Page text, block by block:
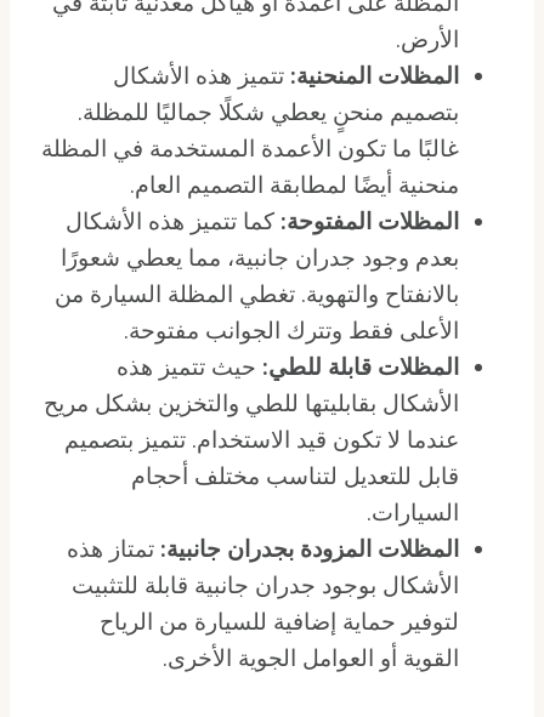
الأرض.
المظلات المنحنية: تتميز هذه الأشكال
بتصميم منحنٍ يعطي شكلًا جماليًا للمظلة.
غالبًا ما تكون الأعمدة المستخدمة في المظلة
منحنية أيضًا لمطابقة التصميم العام.
المظلات المفتوحة: كما تتميز هذه الأشكال
بعدم وجود جدران جانبية، مما يعطي شعورًا
بالانفتاح والتهوية. تغطي المظلة السيارة من
الأعلى فقط وتترك الجوانب مفتوحة.
المظلات قابلة للطي: حيث تتميز هذه
الأشكال بقابليتها للطي والتخزين بشكل مريح
عندما لا تكون قيد الاستخدام. تتميز بتصميم
قابل للتعديل لتناسب مختلف أحجام
السيارات.
المظلات المزودة بجدران جانبية: تمتاز هذه
الأشكال بوجود جدران جانبية قابلة للتثبيت
لتوفير حماية إضافية للسيارة من الرياح
القوية أو العوامل الجوية الأخرى.